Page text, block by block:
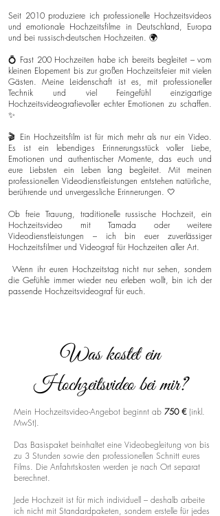
Seit 2010 produziere ich professionelle Hochzeitsvideos
und emotionale Hochzeitsfilme in Deutschland, Europa
und bei russisch-deutschen Hochzeiten. 🌍
💍 Fast 200 Hochzeiten habe ich bereits begleitet – vom
kleinen Elopement bis zur großen Hochzeitsfeier mit vielen
Gästen. Meine Leidenschaft ist es, mit professioneller
Technik und viel Feingefühl einzigartige
Hochzeitsvideografievoller echter Emotionen zu schaffen.
✨
🎬 Ein Hochzeitsfilm ist für mich mehr als nur ein Video.
Es ist ein lebendiges Erinnerungsstück voller Liebe,
Emotionen und authentischer Momente, das euch und
eure Liebsten ein Leben lang begleitet. Mit meinen
professionellen Videodienstleistungen entstehen natürliche,
berührende und unvergessliche Erinnerungen. 🤍
Ob freie Trauung, traditionelle russische Hochzeit, ein
Hochzeitsvideo mit Tamada oder weitere
Videodienstleistungen – ich bin euer zuverlässiger
Hochzeitsfilmer und Videograf für Hochzeiten aller Art.
Wenn ihr euren Hochzeitstag nicht nur sehen, sondern
die Gefühle immer wieder neu erleben wollt, bin ich der
passende Hochzeitsvideograf für euch.
Was kostet ein
Hochzeitsvideo bei mir?
Mein Hochzeitsvideo-Angebot beginnt ab 750 € (inkl.
MwSt).
Das Basispaket beinhaltet eine Videobegleitung von bis
zu 3 Stunden sowie den professionellen Schnitt eures
Films. Die Anfahrtskosten werden je nach Ort separat
berechnet.
Jede Hochzeit ist für mich individuell – deshalb arbeite
ich nicht mit Standardpaketen, sondern erstelle für jedes